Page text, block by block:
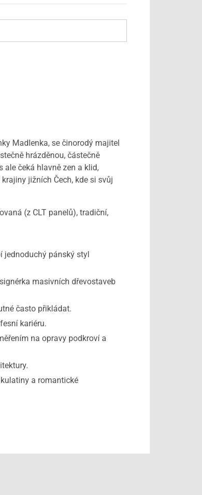
Madlenka, se činorodý majitel
hrázděnou, částečně
ale čeká hlavně zen a klid,
jižních Čech, kde si svůj
(z CLT panelů), tradiční,
pánský styl
masivních dřevostaveb
často přikládat.
kariéru.
na opravy podkroví a
a romantické